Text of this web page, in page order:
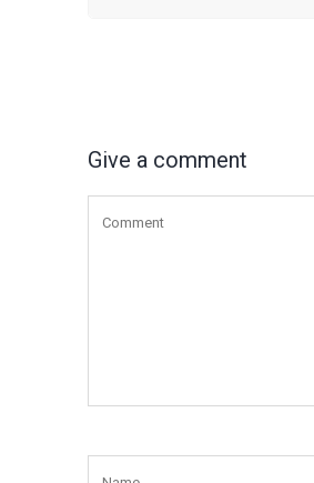
Give a comment